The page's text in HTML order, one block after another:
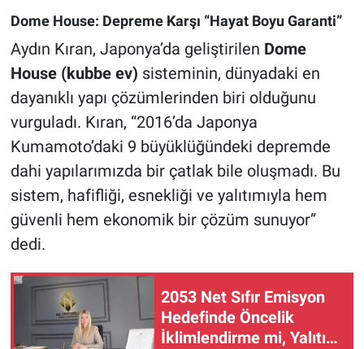
Dome House: Depreme Karşı “Hayat Boyu Garanti”
Aydın Kıran, Japonya’da geliştirilen Dome
House (kubbe ev) sisteminin, dünyadaki en
dayanıklı yapı çözümlerinden biri olduğunu
vurguladı. Kıran, “2016’da Japonya
Kumamoto’daki 9 büyüklüğündeki depremde
dahi yapılarımızda bir çatlak bile oluşmadı. Bu
sistem, hafifliği, esnekliği ve yalıtımıyla hem
güvenli hem ekonomik bir çözüm sunuyor”
dedi.
2053 Net Sıfır Emisyon
Hedefinde Öncelik
İklimlendirme mi, Yalıtım